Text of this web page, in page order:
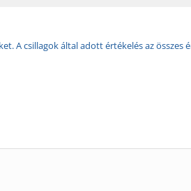
A csillagok által adott értékelés az összes